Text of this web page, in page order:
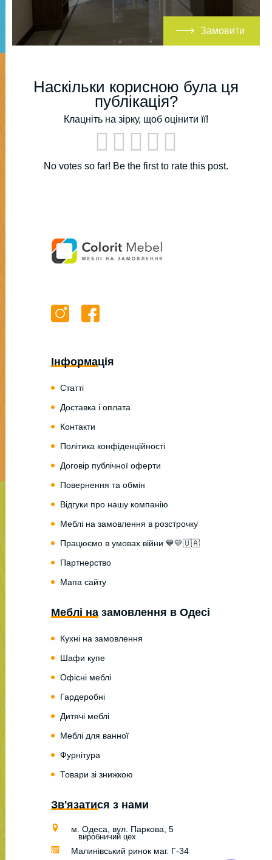
Замовити
Наскільки корисною була ця
публікація?
Клацніть на зірку, щоб оцінити її!
No votes so far! Be the first to rate this post.
Інформація
Статті
Доставка і оплата
Контакти
Політика конфіденційності
Договір публічної оферти
Повернення та обмін
Відгуки про нашу компанію
Меблі на замовлення в розстрочку
Працюємо в умовах війни 💙💛🇺🇦
Партнерство
Мапа сайту
Меблі на замовлення в Одесі
Кухні на замовлення
Шафи купе
Офісні меблі
Гардеробні
Дитячі меблі
Меблі для ванної
Фурнітура
Товари зі знижкою
Зв'язатися з нами
м. Одеса, вул. Паркова, 5
виробничий цех
Малинівський ринок маг. Г-34